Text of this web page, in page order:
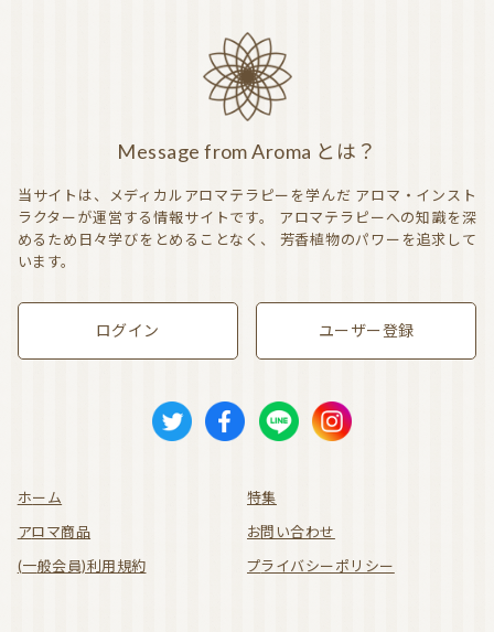
Message from Aroma とは？
当サイトは、メディカルアロマテラピーを学んだ アロマ・インスト
ラクターが運営する情報サイトです。
アロマテラピーへの知識を深
めるため日々学びをとめることなく、
芳香植物のパワーを追求して
います。
ログイン ユーザー登録
ホーム
特集
アロマ商品
お問い合わせ
(一般会員)利用規約
プライバシーポリシー